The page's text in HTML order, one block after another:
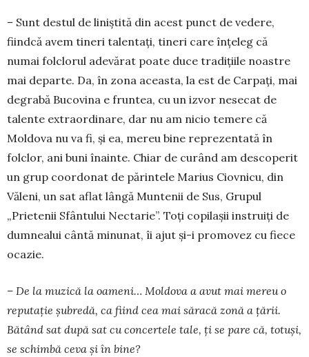
– Sunt destul de liniştită din acest punct de vedere,
fiindcă avem tineri talentaţi, tineri care înţe­leg că
numai folclorul adevă­rat poate duce tradiţiile noastre
mai departe. Da, în zona aceasta, la est de Carpaţi, mai
degrabă Bucovina e fruntea, cu un izvor nesecat de
talente extraordinare, dar nu am nicio temere că
Moldova nu va fi, și ea, mereu bine reprezentată în
folclor, ani buni înainte. Chiar de curând am descoperit
un grup coordonat de părin­tele Marius Ciov­ni­cu, din
Văleni, un sat aflat lângă Muntenii de Sus, Grupul
„Prietenii Sfântului Nec­ta­rie”. Toţi copilaşii instruiţi de
dumnealui cântă minunat, îi ajut şi-i promovez cu fiece
ocazie.
– De la muzică la oameni… Mol­do­va a avut mai mereu o
reputaţie şubre­dă, ca fiind cea mai să­racă zonă a ţării.
Bătând sat după sat cu con­cer­tele tale, ţi se pare că, totuși,
se schimbă ceva și în bine?